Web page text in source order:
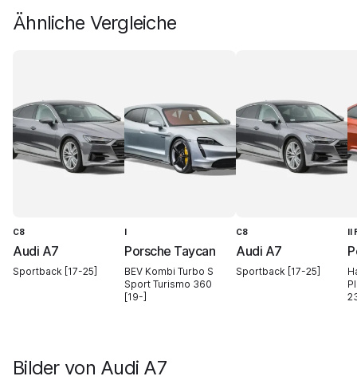
Ähnliche Vergleiche
C8
Audi A7
Sportback [17-25]
I
Porsche Taycan
BEV Kombi Turbo S
Sport Turismo 360
[19-]
C8
Audi A7
Sportback [17-25]
II
Bilder von Audi A7